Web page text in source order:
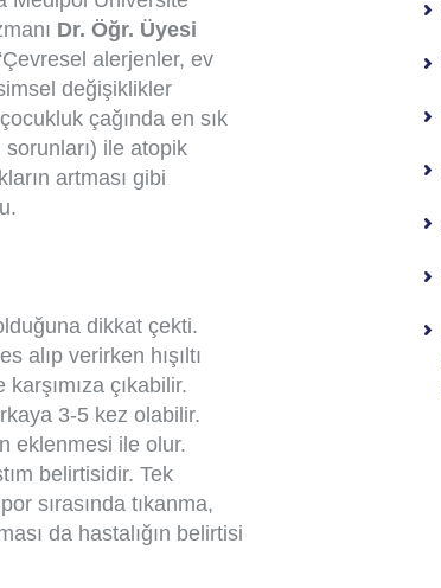
Dr. Öğr. Üyesi
alerjenler, ev
değişiklikler
çağında en sık
ile atopik
artması gibi
dikkat çekti.
alıp verirken hışıltı
çıkabilir.
3-5 kez olabilir.
eklenmesi ile olur.
belirtisidir. Tek
sırasında tıkanma,
da hastalığın belirtisi